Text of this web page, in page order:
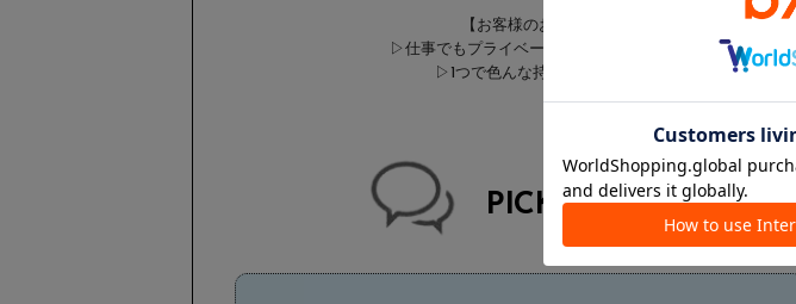
【お客様のお声から企画しました♡】
▷仕事でもプライベートでも使える大容量BAGが欲しい！
▷1つで色んな持ち方ができるものが欲しい！
PICK UP REVIEW